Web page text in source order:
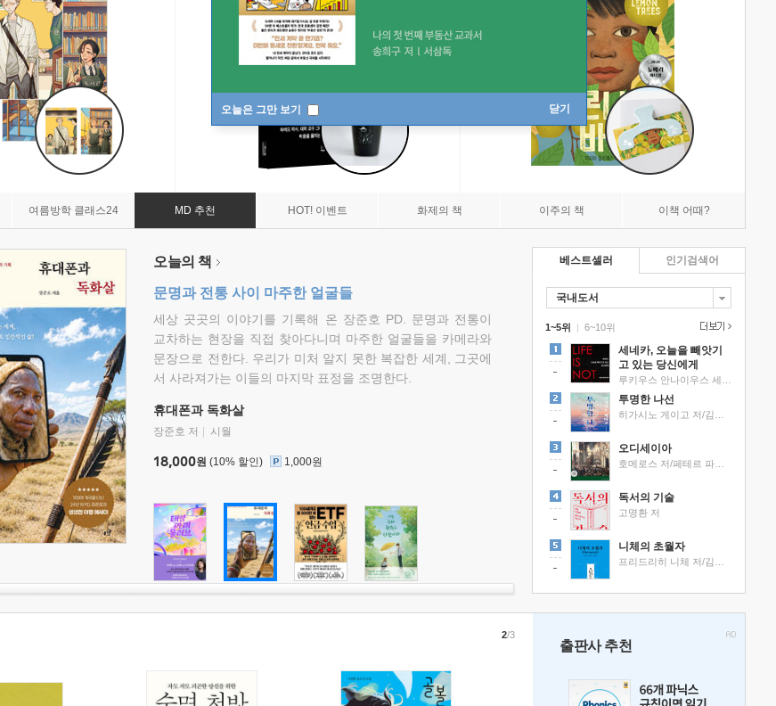
오늘은 그만 보기 닫기
여름방학 클래스24 MD 추천 HOT! 이벤트 화제의 책 이주의 책 이책 어때?
오늘의 책
문명과 전통 사이 마주한 얼굴들
세상 곳곳의 이야기를 기록해 온 장준호 PD. 문명과 전통이
교차하는 현장을 직접 찾아다니며 마주한 얼굴들을 카메라와
문장으로 전한다. 우리가 미처 알지 못한 복잡한 세계, 그곳에
서 사라져가는 이들의 마지막 표정을 조명한다.
휴대폰과 독화살
장준호 저 시월
18,000원 (10% 할인) 1,000원
베스트셀러
국내도서
1~5위 |
세네카, 오늘을 빼앗기
고 있는 당신에게
투명한 나선
오디세이아
독서의 기술
고명환 저
니체의 초월자
6~10위
인기검색어
2/3
출판사 추천